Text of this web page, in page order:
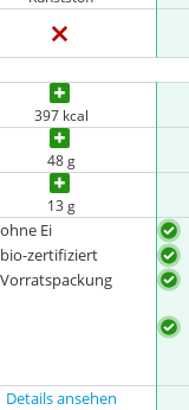
397 kcal
48 g
13 g
ohne Ei
bio-zertifiziert
Vorratspackung
Details ansehen